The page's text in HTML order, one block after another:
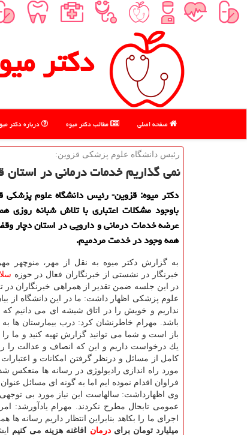
دكتر
صفحه اصلی مطالب دكتر میوه درباره دكتر
رئیس دانشگاه علوم پزشكی قزوین:
نمی گذاریم خدمات درمانی در
دكتر میوه: قزوین- رئیس دانشگاه علوم پزشكی
باوجود مشكلات اعتباری با تلاش شبانه روزی
عرضه خدمات درمانی و دارویی در استان دچار
همه وجود در خدمت مردمیم.
به گزارش دكتر میوه به نقل از مهر، منوچهر
خبرنگار در نشستی از خبرنگاران فعال در حوزه
در این جلسه ضمن تقدیر از همراهی خبرنگاران در
علوم پزشكی اظهار داشت: ما در این دانشگاه از
نداریم و خویش را در اتاق شیشه ای می دانیم
باشد. مهرام خاطرنشان كرد: درب بیمارستان ها
باز است و شما می توانید گزارش تهیه كنید و ما را
یك درخواست داریم و این كه انصاف و عدالت را
كامل از مسائل و درنظر گرفتن امكانات و
مورد راه اندازی رادیولوژی در رسانه ها منعكس
فراوان اقدام نموده ایم اما به گونه ای مسائل
وی اظهارداشت: سالهاست این نیاز مورد بی توجهی
عمومی تابحال مطرح نكردند. مهرام یادآورشد:
اجرای ما را بكاهد بنابراین انتظار داریم رسانه
میلیارد تومان برایدرمان افاغنه هزینه می كنیم